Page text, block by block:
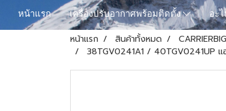
หน้าแรก เครื่องปรับอากาศพร้อมติดตั้ง อะ
หน้าแรก สินค้าทั้งหมด CARRIERBIG
38TGV0241A1 / 40TGV0241UP